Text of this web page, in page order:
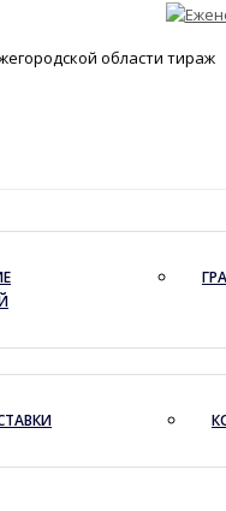
области тираж